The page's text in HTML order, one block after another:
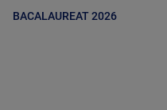
BACALAUREAT 2026